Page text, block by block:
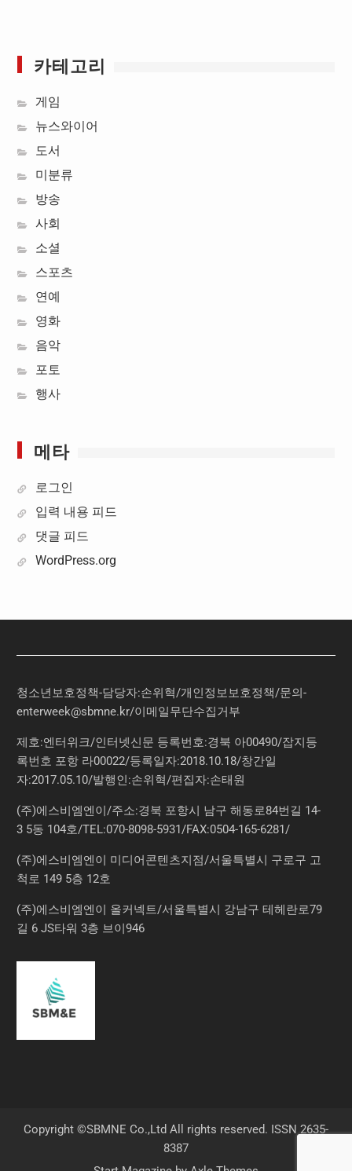
카테고리
게임
뉴스와이어
도서
미분류
방송
사회
소셜
스포츠
연예
영화
음악
포토
행사
메타
로그인
입력 내용 피드
댓글 피드
WordPress.org
청소년보호정책-담당자:손위혁/개인정보보호정책/문의-
enterweek@sbmne.kr/이메일무단수집거부
제호:엔터위크/인터넷신문 등록번호:경북 아00490/잡지등
록번호 포항 라00022/등록일자:2018.10.18/창간일
자:2017.05.10/발행인:손위혁/편집자:손태원
(주)에스비엠엔이/주소:경북 포항시 남구 해동로84번길 14-
3 5동 104호/TEL:070-8098-5931/FAX:0504-165-6281/
(주)에스비엠엔이 미디어콘텐츠지점/서울특별시 구로구 고
척로 149 5층 12호
(주)에스비엠엔이 올커넥트/서울특별시 강남구 테헤란로79
길 6 JS타워 3층 브이946
Copyright ©SBMNE Co.,Ltd All rights reserved. ISSN 2635-
8387